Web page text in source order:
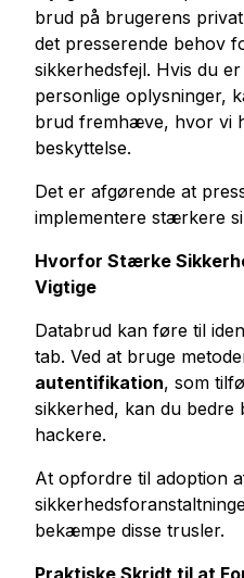
brud på brugerens
det presserende behov
sikkerhedsfejl. Hvis du
personlige oplysninger,
brud fremhæve, hvor vi
beskyttelse.
Det er afgørende at
implementere stærkere
Hvorfor Stærke
Vigtige
Databrud kan føre til
tab. Ved at bruge
autentifikation, som
sikkerhed, kan du bedre
hackere.
At opfordre til adoption
bekæmpe disse trusler.
Praktiske Skridt til at